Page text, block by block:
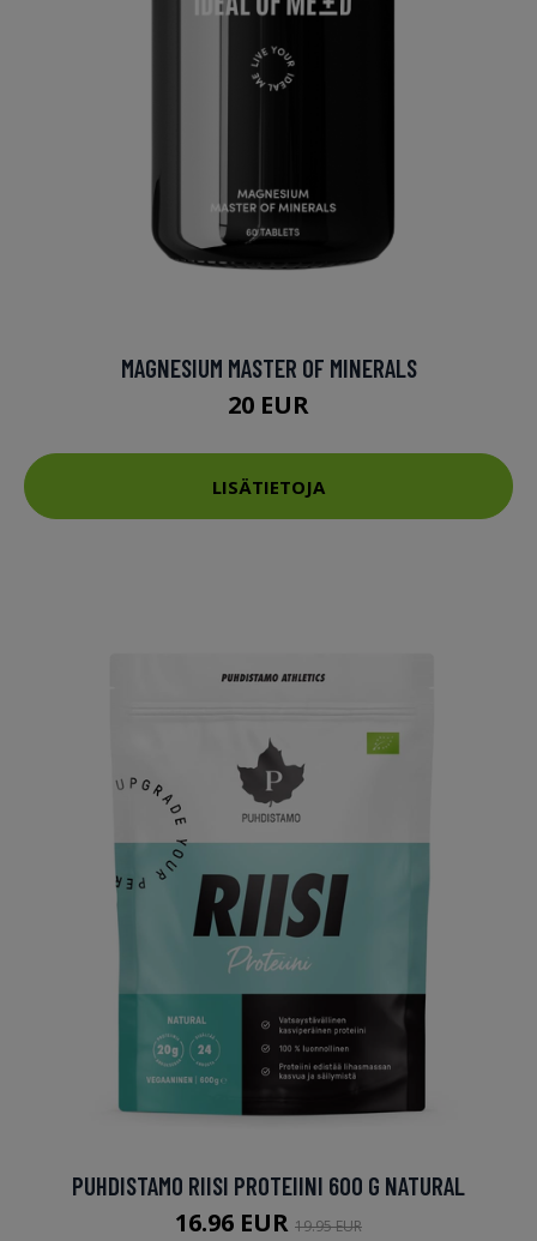
MAGNESIUM MASTER OF MINERALS
20 EUR
LISÄTIETOJA
PUHDISTAMO RIISI PROTEIINI 600 G NATURAL
16.96 EUR 19.95 EUR